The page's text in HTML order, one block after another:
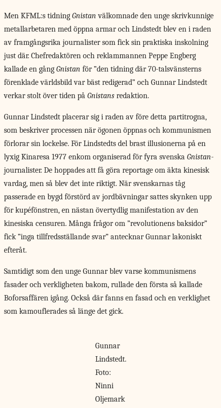
Men KFML:s tidning Gnistan välkomnade den unge skrivkunnige
metallarbetaren med öppna armar och Lindstedt blev en i raden
av framgångsrika journalister som fick sin praktiska inskolning
just där. Chefredaktören och reklammannen Peppe Engberg
kallade en gång Gnistan för ”den tidning där 70-talsvänsterns
förenklade världsbild var bäst redigerad” och Gunnar Lindstedt
verkar stolt över tiden på Gnistans redaktion.
Gunnar Lindstedt placerar sig i raden av före detta partitrogna,
som beskriver processen när ögonen öppnas och kommunismen
förlorar sin lockelse. För Lindstedts del brast illusionerna på en
lyxig Kinaresa 1977 enkom organiserad för fyra svenska Gnistan-
journalister. De hoppades att få göra reportage om äkta kinesisk
vardag, men så blev det inte riktigt. När svenskarnas tåg
passerade en bygd förstörd av jordbävningar sattes skynken upp
för kupéfönstren, en nästan övertydlig manifestation av den
kinesiska censuren. Många frågor om ”revolutionens baksidor”
fick ”inga tillfredsställande svar” antecknar Gunnar lakoniskt
efteråt.
Samtidigt som den unge Gunnar blev varse kommunismens
fasader och verkligheten bakom, rullade den första så kallade
Boforsaffären igång. Också där fanns en fasad och en verklighet
som kamouflerades så länge det gick.
Gunnar
Lindstedt.
Foto:
Ninni
Oljemark